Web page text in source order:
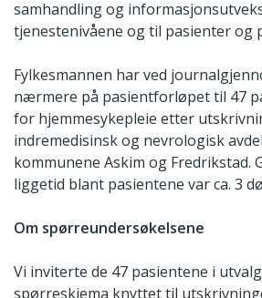
samhandling og
tjenestenivåene og til pasienter og
Fylkesmannen har ved
nærmere på pasientforløpet til 47
for hjemmesykepleie etter
indremedisinsk og nevrologisk
kommunene Askim og Fredrikstad.
liggetid blant pasientene var ca. 3
Om spørreundersøkelsene
Vi inviterte de 47 pasientene i
spørreskjema knyttet til